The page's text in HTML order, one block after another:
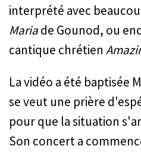
interprété avec
Mariade Gounod, ou
cantique chrétien
La vidéo a été baptisée
se veut une prière
pour que la situation
Son concert a